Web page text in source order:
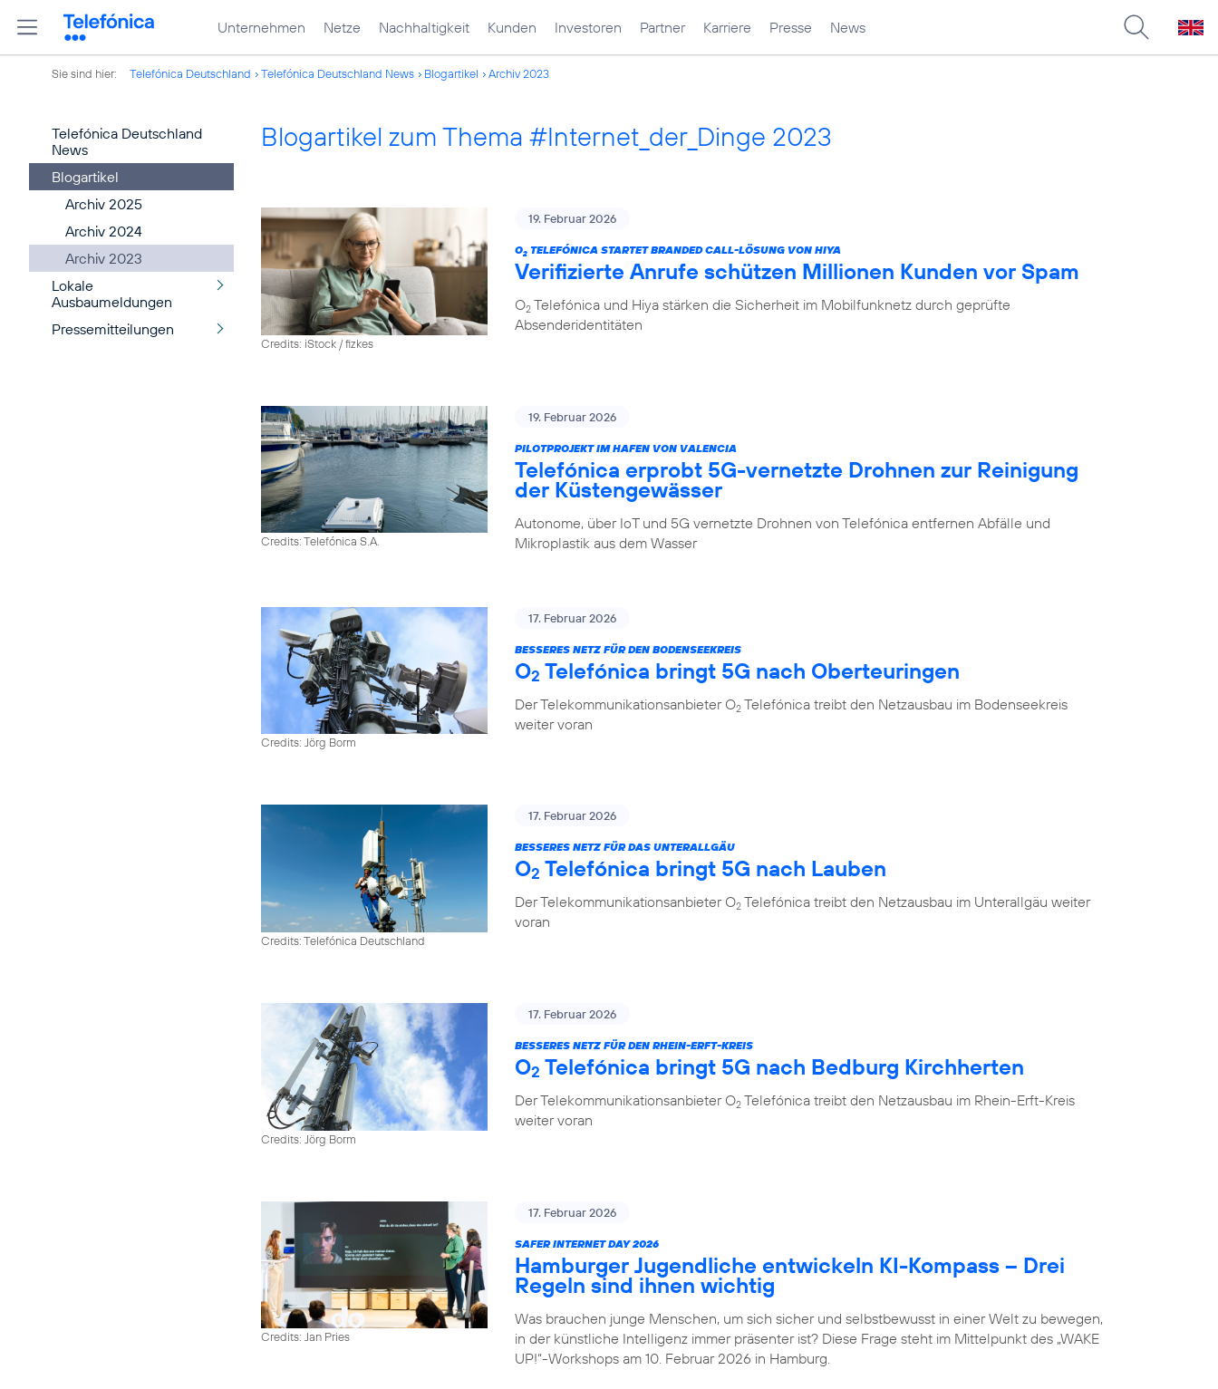
Unternehmen Netze Nachhaltigkeit Kunden Investoren Partner Karriere Presse News
Sie sind hier: Telefónica Deutschland Telefónica Deutschland News Blogartikel Archiv 2023
Telefónica Deutschland
News
Blogartikel
Archiv 2025
Archiv 2024
Archiv 2023
Lokale
Ausbaumeldungen
Pressemitteilungen
Blogartikel zum Thema #Internet_der_Dinge 2023
Credits: iStock / fizkes
19. Februar 2026
O2 TELEFÓNICA STARTET BRANDED CALL-LÖSUNG VON HIYA
Verifizierte Anrufe schützen Millionen Kunden vor Spam
O2 Telefónica und Hiya stärken die Sicherheit im Mobilfunknetz durch geprüfte
Absenderidentitäten
Credits: Telefónica S.A.
19. Februar 2026
PILOTPROJEKT IM HAFEN VON VALENCIA
Telefónica erprobt 5G-vernetzte Drohnen zur Reinigung
der Küstengewässer
Autonome, über IoT und 5G vernetzte Drohnen von Telefónica entfernen Abfälle und
Mikroplastik aus dem Wasser
Credits: Jörg Borm
17. Februar 2026
BESSERES NETZ FÜR DEN BODENSEEKREIS
O2 Telefónica bringt 5G nach Oberteuringen
Der Telekommunikationsanbieter O2 Telefónica treibt den Netzausbau im Bodenseekreis
weiter voran
Credits: Telefónica Deutschland
17. Februar 2026
BESSERES NETZ FÜR DAS UNTERALLGÄU
O2 Telefónica bringt 5G nach Lauben
Der Telekommunikationsanbieter O2 Telefónica treibt den Netzausbau im Unterallgäu weiter
voran
Credits: Jörg Borm
17. Februar 2026
BESSERES NETZ FÜR DEN RHEIN-ERFT-KREIS
O2 Telefónica bringt 5G nach Bedburg Kirchherten
Der Telekommunikationsanbieter O2 Telefónica treibt den Netzausbau im Rhein-Erft-Kreis
weiter voran
Credits: Jan Pries
17. Februar 2026
SAFER INTERNET DAY 2026
Hamburger Jugendliche entwickeln KI-Kompass – Drei
Regeln sind ihnen wichtig
Was brauchen junge Menschen, um sich sicher und selbstbewusst in einer Welt zu bewegen,
in der künstliche Intelligenz immer präsenter ist? Diese Frage steht im Mittelpunkt des „WAKE
UP!“-Workshops am 10. Februar 2026 in Hamburg.